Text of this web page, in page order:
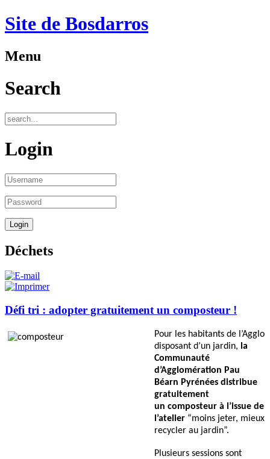
Site de Bosdarros
Menu
Search
Login
Déchets
Défi tri : adopter gratuitement un composteur !
Pour les habitants de l’Agglo
disposant d’un jardin, la
Communauté
d’Agglomération Pau
Béarn Pyrénées distribue
gratuitement
un composteur à l’issue de
l’atelier “moins jeter, mieux
recycler au jardin”.
Plusieurs sessions sont